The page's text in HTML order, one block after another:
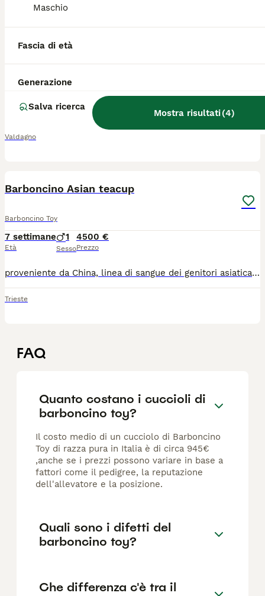
Maschio
Fascia di età
Generazione
Salva ricerca
Mostra risultati(4)
Sesso
Valdagno
Barboncino Asian teacup
Barboncino Toy
7 settimane
Età
1
Sesso
4500 €
Prezzo
proveniente da China, linea di sangue dei genitori asiatica purissima. La madre e´ 17 cm alta e pesa 1800 grammi Il padre e´17cm alto e pesa 1700 grammi. Posibile vedere i genitori. Contatto possibile tramite mail: denanavla1971@hotmail.com
Trieste
FAQ
Quanto costano i cuccioli di
barboncino toy?
Il costo medio di un cucciolo di Barboncino
Toy di razza pura in Italia è di circa 945€
,anche se i prezzi possono variare in base a
fattori come il pedigree, la reputazione
dell'allevatore e la posizione.
Quali sono i difetti del
barboncino toy?
Che differenza c'è tra il